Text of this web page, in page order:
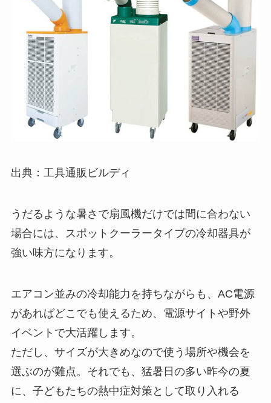
出典：工具通販ビルディ
うだるような暑さで扇風機だけでは間に合わない
場合には、スポットクーラータイプの冷却器具が
強い味方になります。
エアコン並みの冷却能力を持ちながらも、AC電源
があればどこでも使えるため、電源サイトや野外
イベントで大活躍します。
ただし、サイズが大きめなので使う場所や機会を
選ぶのが難点。それでも、猛暑日の多い昨今の夏
に、子どもたちの熱中症対策として取り入れる